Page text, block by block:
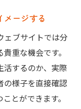
ージする
ェブサイトでは分
重な機会です。
活するのか、実際
の様子を直接確認
とができます。